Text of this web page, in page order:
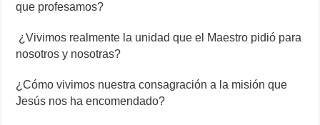
que profesamos?
¿Vivimos realmente la unidad que el Maestro pidió para
nosotros y nosotras?
¿Cómo vivimos nuestra consagración a la misión que
Jesús nos ha encomendado?